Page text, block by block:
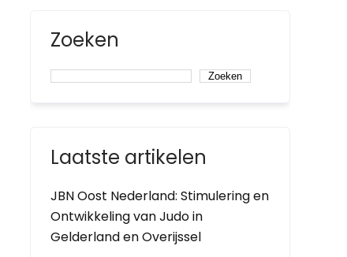
Zoeken
Zoeken
Laatste artikelen
JBN Oost Nederland: Stimulering en
Ontwikkeling van Judo in
Gelderland en Overijssel